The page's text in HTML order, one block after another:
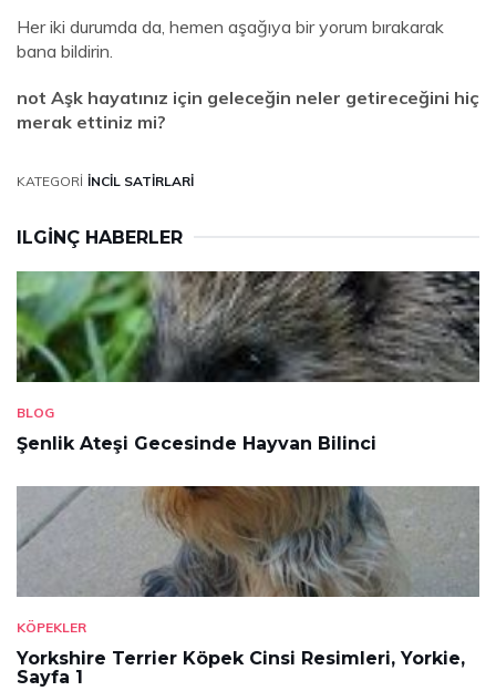
Her iki durumda da, hemen aşağıya bir yorum bırakarak
bana bildirin.
not Aşk hayatınız için geleceğin neler getireceğini hiç
merak ettiniz mi?
KATEGORI İNCIL SATIRLARI
ILGINÇ HABERLER
BLOG
Şenlik Ateşi Gecesinde Hayvan Bilinci
KÖPEKLER
Yorkshire Terrier Köpek Cinsi Resimleri, Yorkie,
Sayfa 1